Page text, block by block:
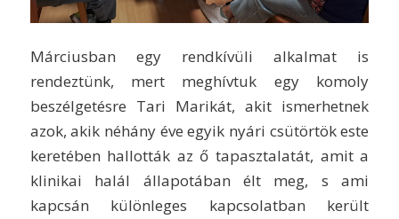
Márciusban egy rendkívüli alkalmat is
rendeztünk, mert meghívtuk egy komoly
beszélgetésre Tari Marikát, akit ismerhetnek
azok, akik néhány éve egyik nyári csütörtök este
keretében hallották az ő tapasztalatát, amit a
klinikai halál állapotában élt meg, s ami
kapcsán különleges kapcsolatban került